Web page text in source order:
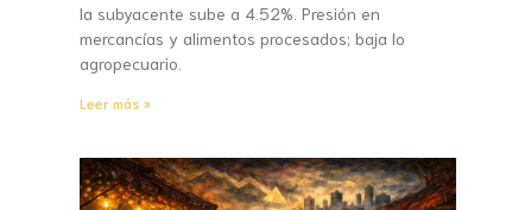
la subyacente sube a 4.52%. Presión en
mercancías y alimentos procesados; baja lo
agropecuario.
Leer más »